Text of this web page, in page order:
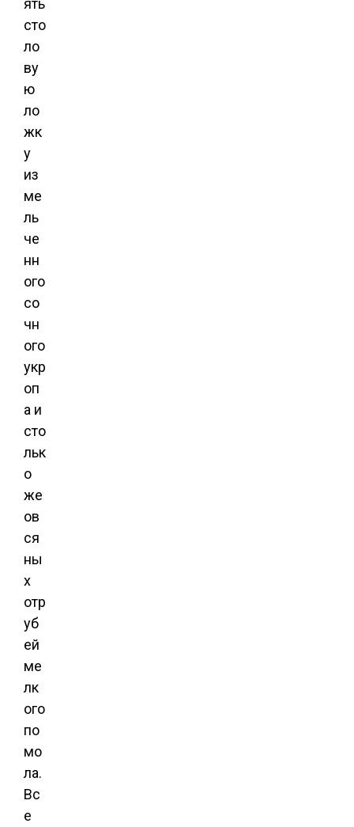
сто
ло
ву
ю
ло
жк
у
из
ме
ль
че
нн
ого
со
чн
ого
укр
оп
а и
сто
льк
о
же
ов
ся
ны
х
отр
уб
ей
ме
лк
ого
по
мо
ла.
Вс
е